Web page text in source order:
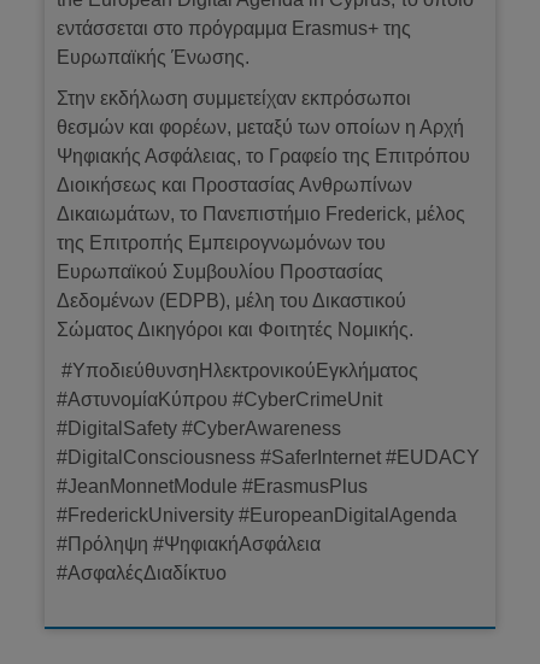
εντάσσεται στο πρόγραμμα Erasmus+ της
Ευρωπαϊκής Ένωσης.
Στην εκδήλωση συμμετείχαν εκπρόσωποι
θεσμών και φορέων, μεταξύ των οποίων η Αρχή
Ψηφιακής Ασφάλειας, το Γραφείο της Επιτρόπου
Διοικήσεως και Προστασίας Ανθρωπίνων
Δικαιωμάτων, το Πανεπιστήμιο Frederick, μέλος
της Επιτροπής Εμπειρογνωμόνων του
Ευρωπαϊκού Συμβουλίου Προστασίας
Δεδομένων (EDPB), μέλη του Δικαστικού
Σώματος Δικηγόροι και Φοιτητές Νομικής.
#ΥποδιεύθυνσηΗλεκτρονικούΕγκλήματος
#ΑστυνομίαΚύπρου #CyberCrimeUnit
#DigitalSafety #CyberAwareness
#DigitalConsciousness #SaferInternet #EUDACY
#JeanMonnetModule #ErasmusPlus
#FrederickUniversity #EuropeanDigitalAgenda
#Πρόληψη #ΨηφιακήΑσφάλεια
#ΑσφαλέςΔιαδίκτυο